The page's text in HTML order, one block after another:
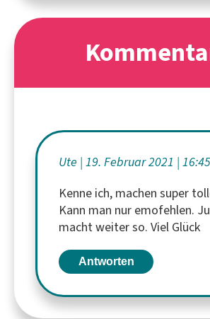
Ute 19. Februar 2021 16:45
Kenne ich, machen super
Kann man nur emofehlen.
macht weiter so. Viel Glück
Antworten